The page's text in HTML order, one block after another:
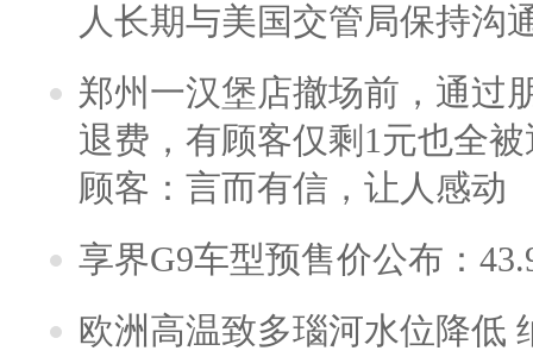
人长期与美国交管局保持沟
郑州一汉堡店撤场前，通过
退费，有顾客仅剩1元也全
顾客：言而有信，让人感动
享界G9车型预售价公布：
欧洲高温致多瑙河水位降低